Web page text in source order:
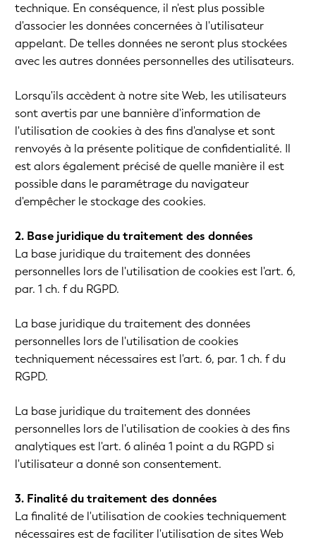
technique. En conséquence, il n'est plus possible
d'associer les données concernées à l'utilisateur
appelant. De telles données ne seront plus stockées
avec les autres données personnelles des utilisateurs.
Lorsqu'ils accèdent à notre site Web, les utilisateurs
sont avertis par une bannière d'information de
l'utilisation de cookies à des fins d'analyse et sont
renvoyés à la présente politique de confidentialité. Il
est alors également précisé de quelle manière il est
possible dans le paramétrage du navigateur
d'empêcher le stockage des cookies.
2. Base juridique du traitement des données
La base juridique du traitement des données
personnelles lors de l'utilisation de cookies est l'art. 6,
par. 1 ch. f du RGPD.
La base juridique du traitement des données
personnelles lors de l'utilisation de cookies
techniquement nécessaires est l'art. 6, par. 1 ch. f du
RGPD.
La base juridique du traitement des données
personnelles lors de l'utilisation de cookies à des fins
analytiques est l'art. 6 alinéa 1 point a du RGPD si
l'utilisateur a donné son consentement.
3. Finalité du traitement des données
La finalité de l'utilisation de cookies techniquement
nécessaires est de faciliter l'utilisation de sites Web